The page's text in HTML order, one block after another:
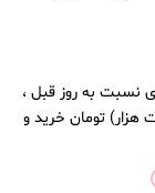
طلا ۱۸ عیار با رشد ۱.۰۴ درصدی نسبت به روز قبل ،
هزار) تومان خرید و